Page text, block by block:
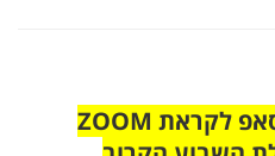
הצטרפו לקבוצת הוואטסאפ לקראת ZOOM